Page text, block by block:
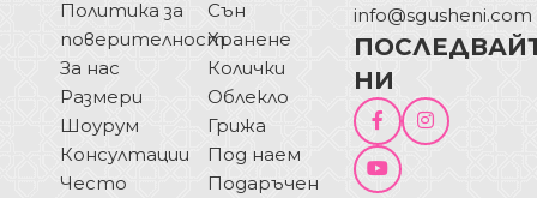
Политика за
поверителност
За нас
Размери
Шоурум
Консултации
Често
Сън
Хранене
Колички
Облекло
Грижа
Под наем
Подаръчен
info@sgusheni.com
НИ